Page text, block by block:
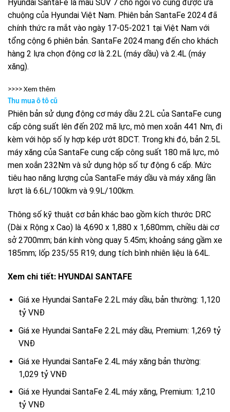
Hyundai SantaFe là mẫu SUV 7 chỗ ngồi vô cùng được ưa
chuộng của Hyundai Việt Nam. Phiên bản SantaFe 2024 đã
chính thức ra mắt vào ngày 17-05-2021 tại Việt Nam với
tổng cộng 6 phiên bản. SantaFe 2024 mang đến cho khách
hàng 2 lựa chọn động cơ là 2.2L (máy dầu) và 2.4L (máy
xăng).
>>>> Xem thêm
Thu mua ô tô cũ
Phiên bản sử dụng động cơ máy dầu 2.2L của SantaFe cung
cấp công suất lên đến 202 mã lực, mô men xoắn 441 Nm, đi
kèm với hộp số ly hợp kép ướt 8DCT. Trong khi đó, bản 2.5L
máy xăng của SantaFe cung cấp công suất 180 mã lực, mô
men xoắn 232Nm và sử dụng hộp số tự động 6 cấp. Mức
tiêu hao năng lượng của SantaFe máy dầu và máy xăng lần
lượt là 6.6L/100km và 9.9L/100km.
Thông số kỹ thuật cơ bản khác bao gồm kích thước DRC
(Dài x Rộng x Cao) là 4,690 x 1,880 x 1,680mm, chiều dài cơ
sở 2700mm; bán kính vòng quay 5.45m; khoảng sáng gầm xe
185mm; lốp 235/55 R19; dung tích bình nhiên liệu là 64L.
Xem chi tiết: HYUNDAI SANTAFE
Giá xe Hyundai SantaFe 2.2L máy dầu, bản thường: 1,120
tỷ VNĐ
Giá xe Hyundai SantaFe 2.2L máy dầu, Premium: 1,269 tỷ
VNĐ
Giá xe Hyundai SantaFe 2.4L máy xăng bản thường:
1,029 tỷ VNĐ
Giá xe Hyundai SantaFe 2.4L máy xăng, Premium: 1,210
tỷ VNĐ